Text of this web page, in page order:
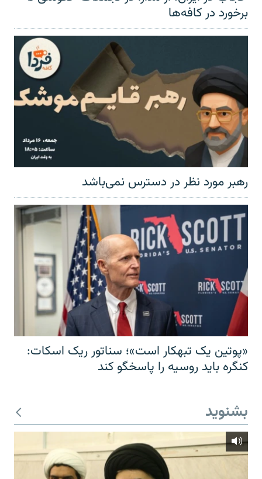
برخورد در کافه‌ها
رهبر مورد نظر در دسترس نمی‌باشد
«پوتین یک تبهکار است»؛ سناتور ریک اسکات:
کنگره باید روسیه را پاسخگو کند
بشنوید